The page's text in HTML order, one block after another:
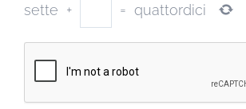
sette + = quattordici